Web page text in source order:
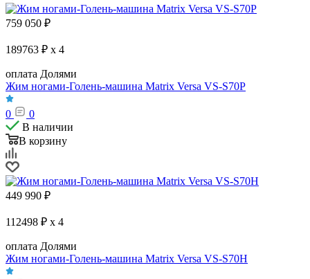
759 050 ₽
189763 ₽ x 4
оплата Долями
Жим ногами-Голень-машина Matrix Versa VS-S70P
0
0
В наличии
В корзину
449 990 ₽
112498 ₽ x 4
оплата Долями
Жим ногами-Голень-машина Matrix Versa VS-S70H